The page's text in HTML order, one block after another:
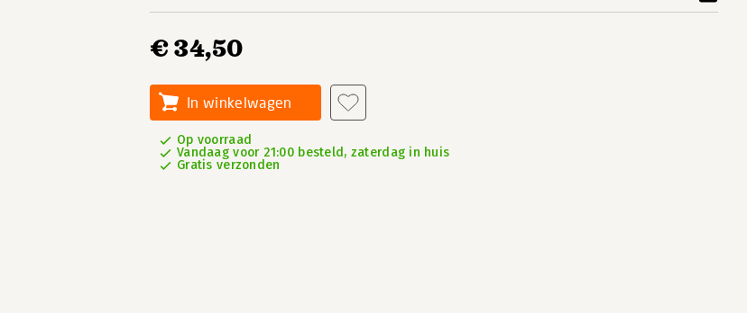
€ 34,50
In winkelwagen
Op voorraad
Vandaag voor 21:00 besteld, zaterdag in huis
Gratis verzonden